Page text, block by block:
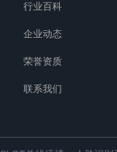
行业百科
企业动态
荣誉资质
联系我们